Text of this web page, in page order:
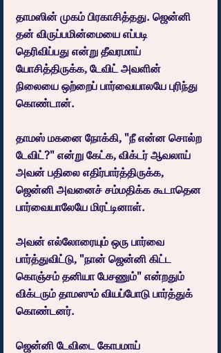
தாமஸின் முகம் பிரகாசித்தது. ஜென்னி
தன் விருப்பமின்மையை எப்படி
தெரிவிப்பது என்று தீவரமாய்
யோசித்திருக்க, டேவிட் அவளின்
நிலையை ஒற்றைப் பார்வையாலயே புரிந்து
கொண்டான்.
தாமஸ் மகனை நோக்கி, "நீ என்ன சொல்ற
டேவிட்?" என்று கேட்க, விக்டர் ஆவலாய்
அவன் பதிலை எதிர்பார்த்திருக்க,
ஜென்னி அவனைச் சம்மதிக்க கூடாதென
பார்வையாலேயே மிரட்டினாள்.
அவன் எல்லோரையும் ஒரு பார்வை
பார்த்துவிட்டு, "நான் ஜென்னி கிட்ட
கொஞ்சம் தனியா பேசணும்" என்றதும்
விக்டரும் தாமஸும் வியப்போடு பார்த்துக்
கொண்டனர்.
ஜென்னி டேவிடை கோபமாய்